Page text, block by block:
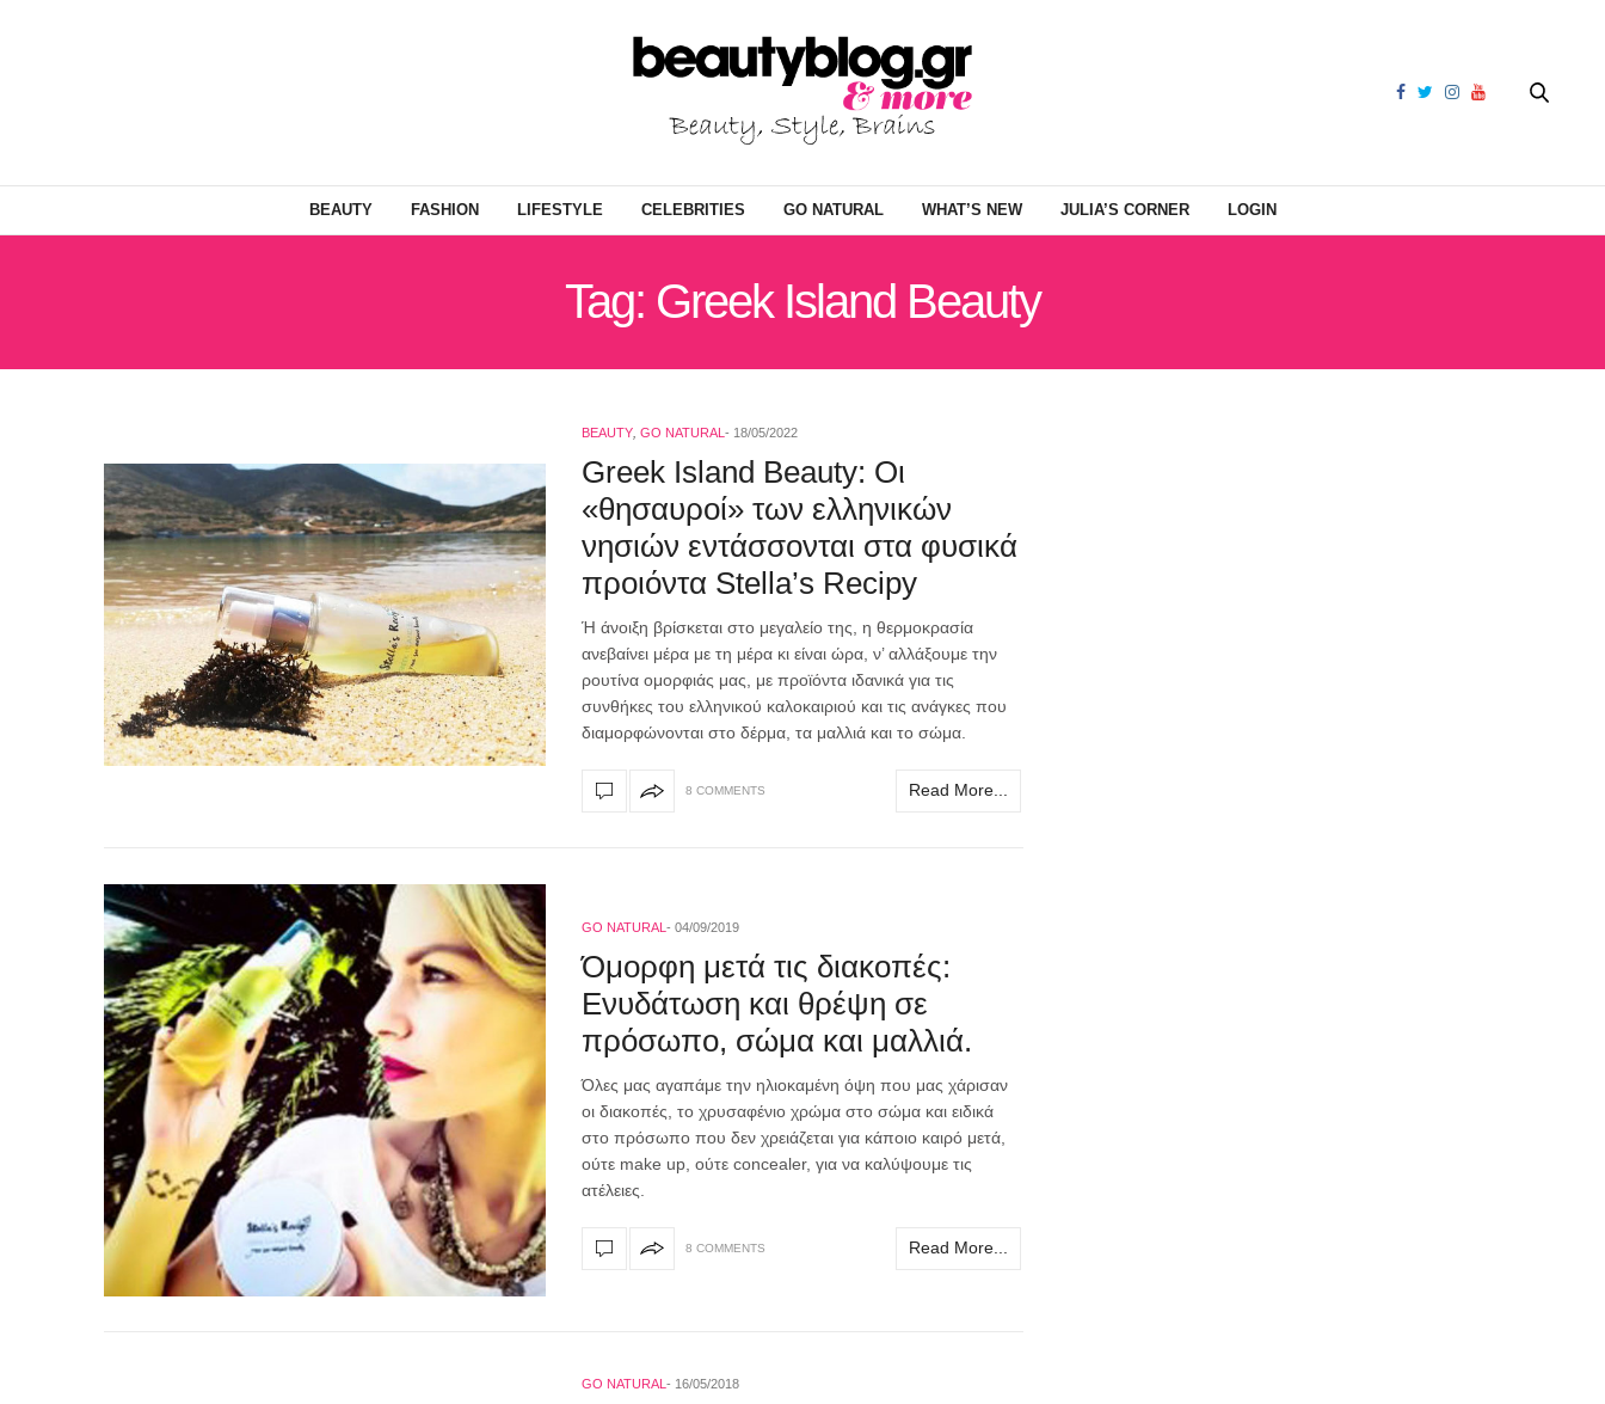
BEAUTY FASHION LIFESTYLE CELEBRITIES GO NATURAL WHAT’S NEW JULIA’S CORNER LOGIN
Tag: Greek Island Beauty
BEAUTY GO NATURAL 18/05/2022
Greek Island Beauty: Οι
«θησαυροί» των ελληνικών
νησιών εντάσσονται στα φυσικά
προιόντα Stella’s Recipy
Ή άνοιξη βρίσκεται στο μεγαλείο της, η θερμοκρασία
ανεβαίνει μέρα με τη μέρα κι είναι ώρα, ν’ αλλάξουμε την
ρουτίνα ομορφιάς μας, με προϊόντα ιδανικά για τις
συνθήκες του ελληνικού καλοκαιριού και τις ανάγκες που
διαμορφώνονται στο δέρμα, τα μαλλιά και το σώμα.
8 COMMENTS Read More...
GO NATURAL 04/09/2019
Όμορφη μετά τις διακοπές:
Ενυδάτωση και θρέψη σε
πρόσωπο, σώμα και μαλλιά.
Όλες μας αγαπάμε την ηλιοκαμένη όψη που μας χάρισαν
οι διακοπές, το χρυσαφένιο χρώμα στο σώμα και ειδικά
στο πρόσωπο που δεν χρειάζεται για κάποιο καιρό μετά,
ούτε make up, ούτε concealer, για να καλύψουμε τις
ατέλειες.
8 COMMENTS Read More...
GO NATURAL 16/05/2018